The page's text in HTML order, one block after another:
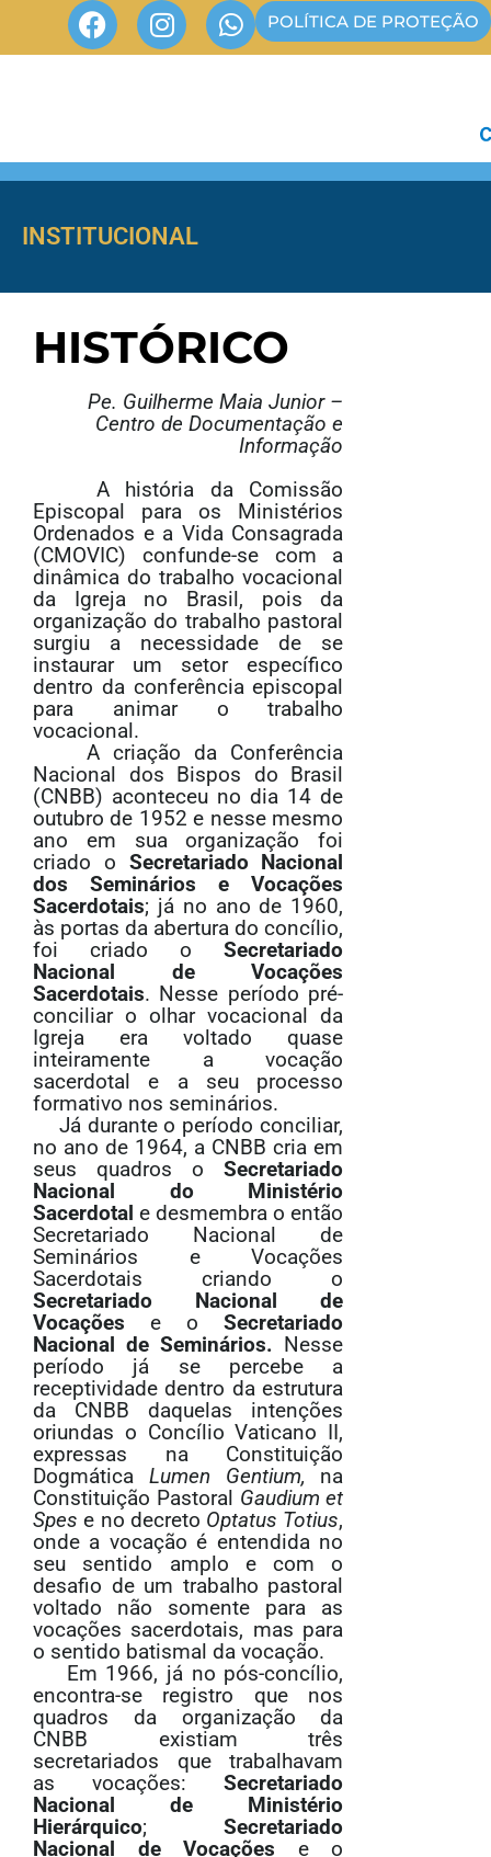
POLÍTICA DE PROTEÇÃO
INSTITUCIONAL
HISTÓRICO
Pe. Guilherme Maia Junior –
Centro de Documentação e
Informação
A história da Comissão
Episcopal para os Ministérios
Ordenados e a Vida Consagrada
(CMOVIC) confunde-se com a
dinâmica do trabalho vocacional
da Igreja no Brasil, pois da
organização do trabalho pastoral
surgiu a necessidade de se
instaurar um setor específico
dentro da conferência episcopal
para animar o trabalho
vocacional.
A criação da Conferência
Nacional dos Bispos do Brasil
(CNBB) aconteceu no dia 14 de
outubro de 1952 e nesse mesmo
ano em sua organização foi
criado o Secretariado Nacional
dos Seminários e Vocações
Sacerdotais; já no ano de 1960,
às portas da abertura do concílio,
foi criado oSecretariado
Nacional de Vocações
Sacerdotais. Nesse período pré-
conciliar o olhar vocacional da
Igreja era voltado quase
inteiramente a vocação
sacerdotal e a seu processo
formativo nos seminários.
Já durante o período conciliar,
no ano de 1964, a CNBB cria em
seus quadros oSecretariado
Nacional do Ministério
Sacerdotal e desmembra o então
Secretariado Nacional de
Seminários e Vocações
Sacerdotais criando o
Secretariado Nacional de
Vocações e oSecretariado
Nacional de Seminários. Nesse
período já se percebe a
receptividade dentro da estrutura
da CNBB daquelas intenções
oriundas o Concílio Vaticano II,
expressas na Constituição
Dogmática Lumen Gentium, na
Constituição Pastoral Gaudium et
Spes e no decreto Optatus Totius,
onde a vocação é entendida no
seu sentido amplo e com o
desafio de um trabalho pastoral
voltado não somente para as
vocações sacerdotais, mas para
o sentido batismal da vocação.
Em 1966, já no pós-concílio,
encontra-se registro que nos
quadros da organização da
CNBB existiam três
secretariados que trabalhavam
as vocações:Secretariado
Nacional de Ministério
Hierárquico;Secretariado
Nacional de Vocações e o